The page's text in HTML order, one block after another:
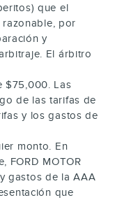
que el
por
y
El árbitro
$75,000. Las
de las tarifas de
y los gastos de
monto. En
FORD MOTOR
gastos de la AAA
que